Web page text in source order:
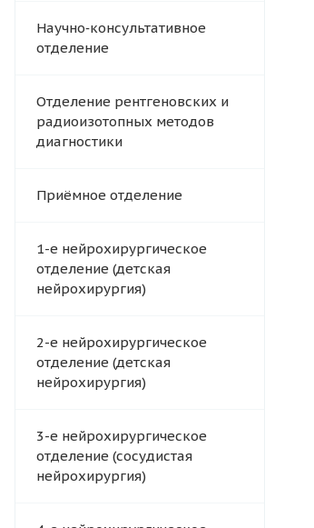
Научно‑консультативное
отделение
Отделение рентгеновских и
радиоизотопных методов
диагностики
Приёмное отделение
1-е нейрохирургическое
отделение (детская
нейрохирургия)
2-е нейрохирургическое
отделение (детская
нейрохирургия)
3-е нейрохирургическое
отделение (сосудистая
нейрохирургия)